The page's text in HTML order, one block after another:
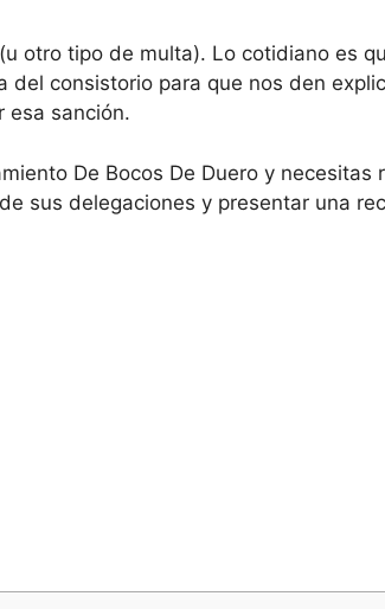
otro tipo de multa). Lo cotidiano es
consistorio para que nos den
esa sanción.
De Bocos De Duero y necesitas
sus delegaciones y presentar una